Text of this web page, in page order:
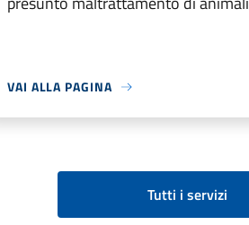
VAI ALLA PAGINA
Tutti i servizi